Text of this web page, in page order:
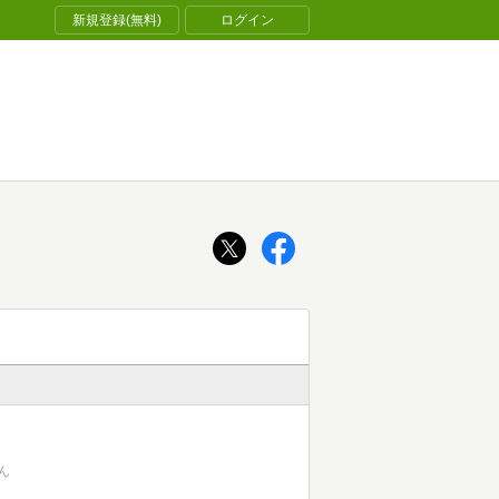
新規登録(無料) ログイン